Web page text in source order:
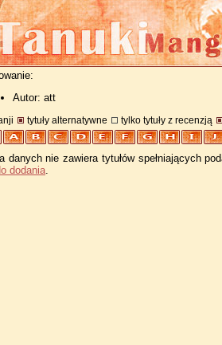
Autor: att
tytuły alternatywne tylko tytuły z recenzją
danych nie zawiera tytułów spełniających
dodania.